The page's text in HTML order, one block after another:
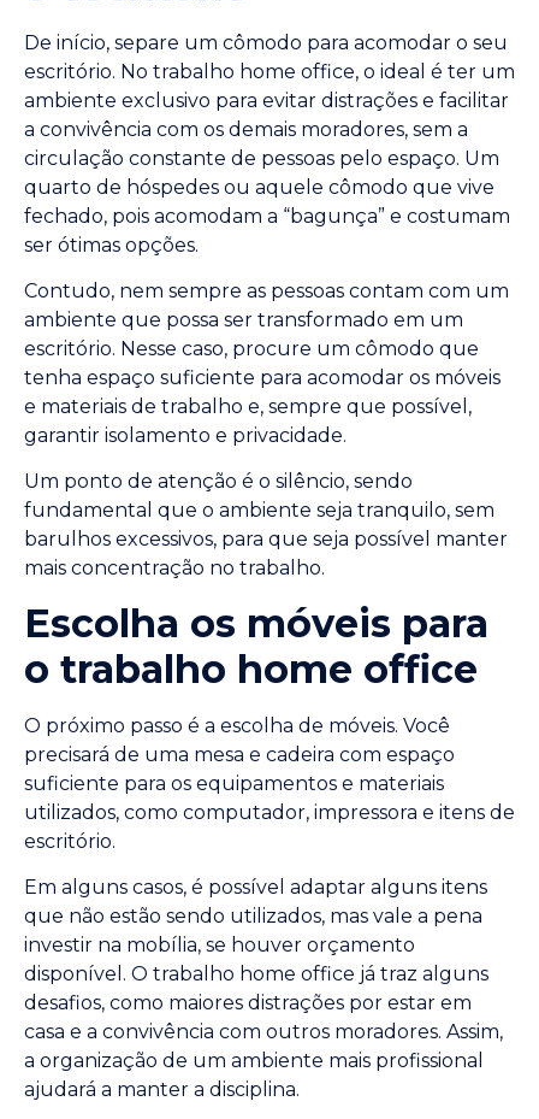
De início, separe um cômodo para acomodar o seu
escritório. No trabalho home office, o ideal é ter um
ambiente exclusivo para evitar distrações e facilitar
a convivência com os demais moradores, sem a
circulação constante de pessoas pelo espaço. Um
quarto de hóspedes ou aquele cômodo que vive
fechado, pois acomodam a “bagunça” e costumam
ser ótimas opções.
Contudo, nem sempre as pessoas contam com um
ambiente que possa ser transformado em um
escritório. Nesse caso, procure um cômodo que
tenha espaço suficiente para acomodar os móveis
e materiais de trabalho e, sempre que possível,
garantir isolamento e privacidade.
Um ponto de atenção é o silêncio, sendo
fundamental que o ambiente seja tranquilo, sem
barulhos excessivos, para que seja possível manter
mais concentração no trabalho.
Escolha os móveis para
o trabalho home office
O próximo passo é a escolha de móveis. Você
precisará de uma mesa e cadeira com espaço
suficiente para os equipamentos e materiais
utilizados, como computador, impressora e itens de
escritório.
Em alguns casos, é possível adaptar alguns itens
que não estão sendo utilizados, mas vale a pena
investir na mobília, se houver orçamento
disponível. O trabalho home office já traz alguns
desafios, como maiores distrações por estar em
casa e a convivência com outros moradores. Assim,
a organização de um ambiente mais profissional
ajudará a manter a disciplina.